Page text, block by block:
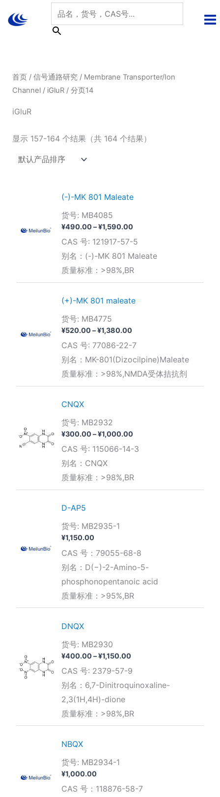
首页/ 信号通路研究/ Membrane Transporter/Ion
Channel/ iGluR/ 分页14
iGluR
显示 157-164 个结果（共 164 个结果）
(-)-MK 801 Maleate
货号: MB4085
¥490.00–¥1,590.00价
范
围：
¥490.00
至
CAS 号: 121917-57-5
别名：(-)-MK 801 Maleate
质量标准：>98%,BR
(+)-MK 801 maleate
货号: MB4775
¥520.00–¥1,380.00价
范
围：
¥520.00
至
CAS 号: 77086-22-7
别名：MK-801(Dizocilpine)Maleate
质量标准：>98%,NMDA受体拮抗剂
CNQX
货号: MB2932
¥300.00–¥1,000.00价
范
至
CAS 号: 115066-14-3
别名：CNQX
质量标准：>98%,BR
D-AP5
货号: MB2935-1
¥1,150.00
CAS 号：79055-68-8
别名：D(−)-2-Amino-5-
phosphonopentanoic acid
质量标准：>95%,BR
DNQX
货号: MB2930
¥400.00–¥1,150.00价
范
围：
¥400.00
CAS 号: 2379-57-9
别名：6,7-Dinitroquinoxaline-
2,3(1H,4H)-dione
质量标准：>98%,BR
NBQX
货号: MB2934-1
¥1,000.00
CAS 号：118876-58-7